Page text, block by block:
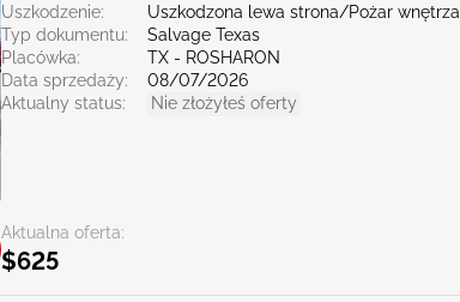
Uszkodzenie:
Uszkodzona lewa strona/Pożar wnętrza
Typ dokumentu:
Salvage Texas
Placówka:
TX - ROSHARON
Data sprzedaży:
08/07/2026
Aktualny status:
Nie złożyłeś oferty
Aktualna oferta:
$625